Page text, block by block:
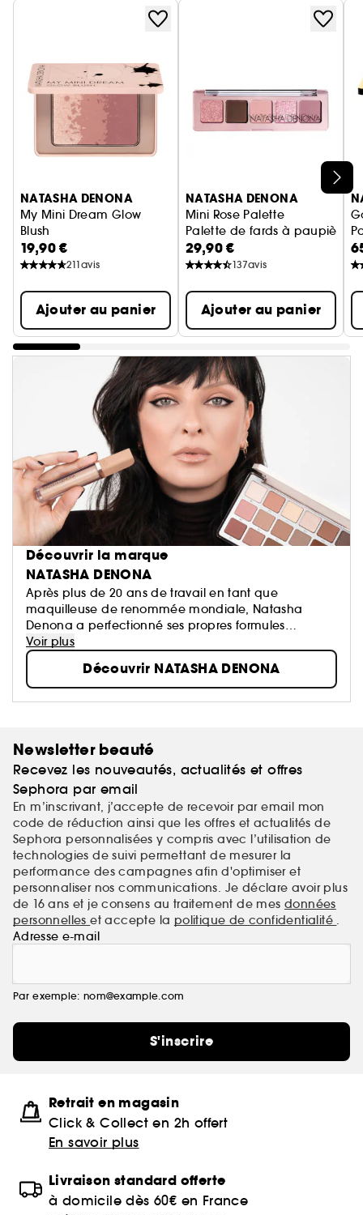
NATASHA DENONA
My Mini Dream Glow
Blush
Palette de Blush et Enlumineurs
19,90 €
211avis
Ajouter au panier
NATASHA DENONA
Mini Rose Palette
Palette de fards à paupière
29,90 €
137avis
Ajouter au panier
Découvrir la marque
NATASHA DENONA
Après plus de 20 ans de travail en tant que
maquilleuse de renommée mondiale, Natasha
Denona a perfectionné ses propres formules
d'ombres à paupières. Parce que les ombres à
paupières Natasha Denona sont toujours fabriqués à
partir d'ingrédients riches...
Voir plus
Découvrir NATASHA DENONA
Newsletter beauté
Recevez les nouveautés, actualités et offres
Sephora par email
En m’inscrivant, j’accepte de recevoir par email mon
code de réduction ainsi que les offres et actualités de
Sephora personnalisées y compris avec l’utilisation de
technologies de suivi permettant de mesurer la
performance des campagnes afin d'optimiser et
personnaliser nos communications. Je déclare avoir plus
de 16 ans et je consens au traitement de mes données
personnelleset accepte la politique de confidentialité .
Adresse e-mail
Par exemple: nom@example.com
S'inscrire
Retrait en magasin
Click & Collect en 2h offert
En savoir plus
Livraison standard offerte
à domicile dès 60€ en France